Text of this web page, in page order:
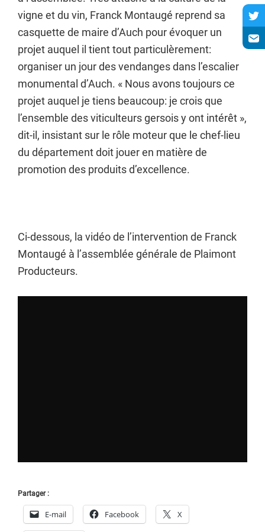
vigne et du vin, Franck Montaugé reprend sa
casquette de maire d’Auch pour évoquer un
projet auquel il tient tout particulèrement:
organiser un jour des vendanges dans l’escalier
monumental d’Auch. « Nous avons toujours ce
projet auquel je tiens beaucoup: je crois que
l’ensemble des viticulteurs gersois y ont intérêt »,
dit-il, insistant sur le rôle moteur que le chef-lieu
du département doit jouer en matière de
promotion des produits d’excellence.
Ci-dessous, la vidéo de l’intervention de Franck
Montaugé à l’assemblée générale de Plaimont
Producteurs.
Partager :
E-mail Facebook X